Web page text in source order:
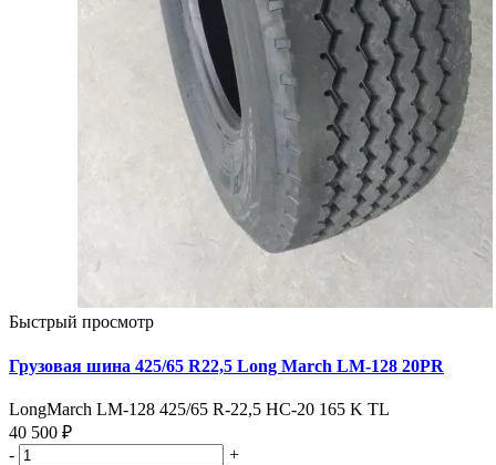
Быстрый просмотр
Грузовая шина 425/65 R22,5 Long March LM-128 20PR
LongMarch LM-128 425/65 R-22,5 НС-20 165 K TL
40 500 ₽
-
+